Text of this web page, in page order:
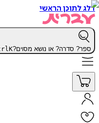
דלג לתוכן הראשי
ספר? סדרה? או נושא מסוים?K